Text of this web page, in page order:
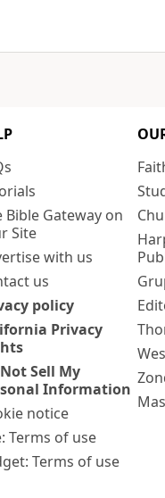
Bible Gateway on
Site
with us
us
policy
Privacy
Sell My
Information
notice
Terms of use
Terms of use